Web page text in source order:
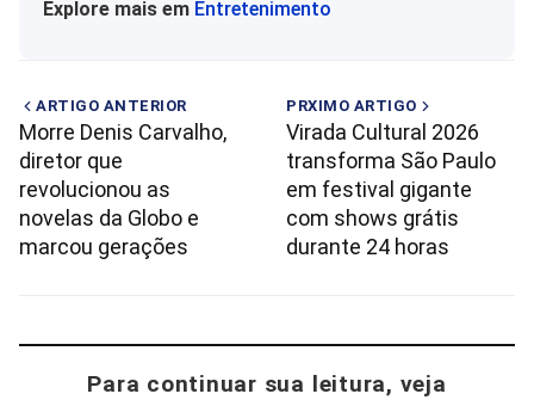
Explore mais em Entretenimento
ARTIGO ANTERIOR
Morre Denis Carvalho,
diretor que
revolucionou as
novelas da Globo e
marcou gerações
PRXIMO ARTIGO
Virada Cultural 2026
transforma São Paulo
em festival gigante
com shows grátis
durante 24 horas
Para continuar sua leitura, veja